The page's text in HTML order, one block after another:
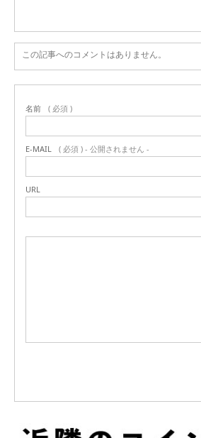
この記事へのコメントはありません。
名前 ( 必須 )
E-MAIL ( 必須 ) - 公開されません -
URL